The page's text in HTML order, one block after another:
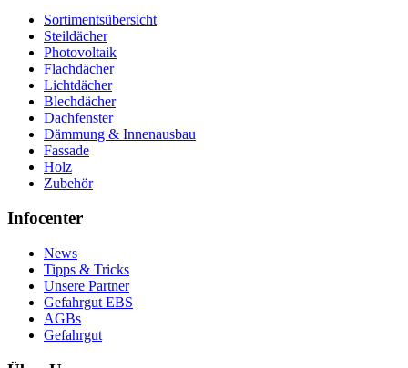
Sortimentsübersicht
Steildächer
Photovoltaik
Flachdächer
Lichtdächer
Blechdächer
Dachfenster
Dämmung & Innenausbau
Fassade
Holz
Zubehör
Infocenter
News
Tipps & Tricks
Unsere Partner
Gefahrgut EBS
AGBs
Gefahrgut